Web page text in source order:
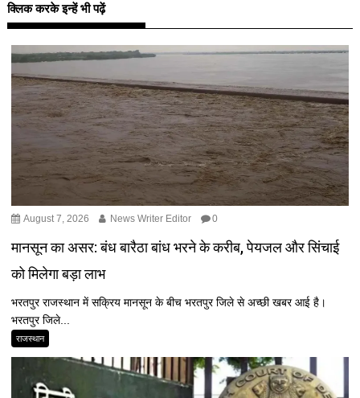
क्लिक करके इन्हें भी पढ़ें
August 7, 2026 News Writer Editor 0
मानसून का असर: बंध बारैठा बांध भरने के करीब, पेयजल और सिंचाई
को मिलेगा बड़ा लाभ
भरतपुर राजस्थान में सक्रिय मानसून के बीच भरतपुर जिले से अच्छी खबर आई है।
भरतपुर जिले...
राजस्थान